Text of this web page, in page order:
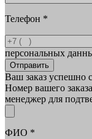
Телефон *
персональных
Отправить
Ваш заказ успешно
Номер вашего заказа
менеджер для
ФИО *